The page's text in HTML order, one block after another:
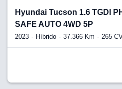
Hyundai Tucson 1.6 TGDI
SAFE AUTO 4WD 5P
2023 Híbrido 37.366 Km 265